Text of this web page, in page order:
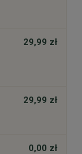
29,99 zł
29,99 zł
0,00 zł